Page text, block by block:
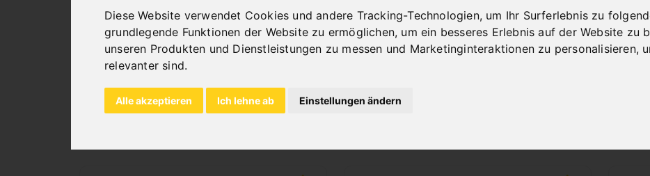
Diese Website verwendet Cookies und andere Tracking-Technologien, um Ihr Surferlebnis zu
grundlegende Funktionen der Website zu ermöglichen, um ein besseres Erlebnis auf der Website zu
unseren Produkten und Dienstleistungen zu messen und Marketinginteraktionen zu personalisieren,
relevanter sind.
Alle akzeptieren Ich lehne ab Einstellungen ändern
BOHRSTANGE
Art.Nr. : 44-2054
234,00 €
Auf Lager
BOHRSTANGE
Art.Nr. : 44-2030
138,00 €